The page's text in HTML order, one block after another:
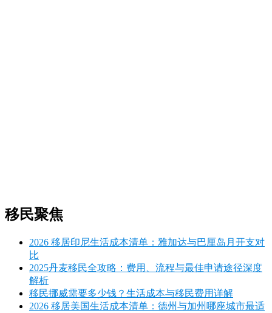
移民聚焦
2026 移居印尼生活成本清单：雅加达与巴厘岛月开支对
比
2025丹麦移民全攻略：费用、流程与最佳申请途径深度
解析
移民挪威需要多少钱？生活成本与移民费用详解
2026 移居美国生活成本清单：德州与加州哪座城市最适